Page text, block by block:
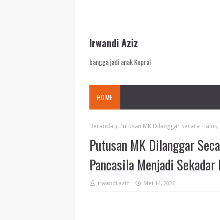
Irwandi Aziz
bangga jadi anak Kopral
HOME
Beranda Putusan MK Dilanggar Secara
Putusan MK Dilanggar
Pancasila Menjadi
irwandi aziz Mei 14, 2026